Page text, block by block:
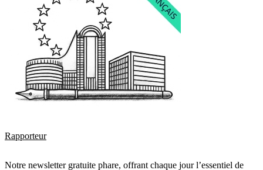
Rapporteur
Notre newsletter gratuite phare, offrant chaque jour l’essentiel de